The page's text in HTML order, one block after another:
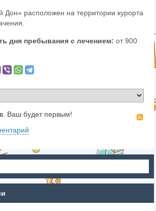
Дон» расположен на территории курорта
дня пребывания с лечением: от 900
Ваш будет первым!